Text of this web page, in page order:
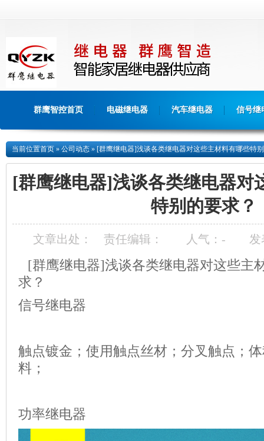
群鹰智控首页 电磁继电器 汽车继电器 信号继
当前位置首页»公司动态»[群鹰继电器]浅谈各类继电器对这些主材料有哪些特
[群鹰继电器]浅谈各类继电器对
特别的要求？
文章出处： 责任编辑： 人气： - 发
[群鹰继电器]浅谈各类继电器对这些主
求？
信号继电器
触点镀金；使用触点丝材；分叉触点；
料；
功率继电器